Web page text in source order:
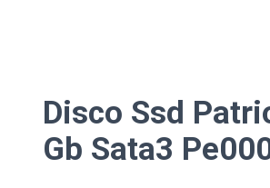
Disco Ssd
Gb Sata3